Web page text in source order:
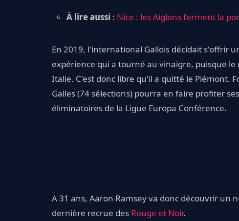
À lire aussi : Nice : les Aiglons ferment la
En 2019, l'international Gallois décidait s'offrir
expérience qui a tourné au vinaigre, puisque
Italie. C'est donc libre qu'il a quitté le Piémont.
Galles (74 sélections) pourra en faire profiter
éliminatoires de la Ligue Europa Conférence.
A 31 ans, Aaron Ramsey va donc découvrir
dernière recrue des Rouge et Noir.